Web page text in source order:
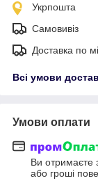
Укрпошта
Самовивіз
Доставка по
Всі умови
Умови оплати
Ви отримаєте
або гроші